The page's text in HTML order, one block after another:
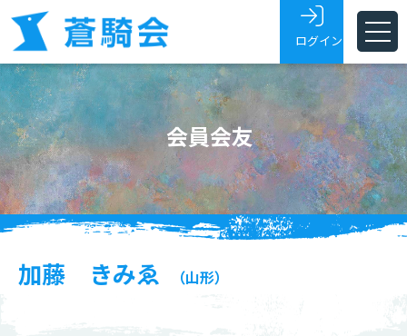
ホーム
蒼騎会とは
蒼騎展
支部
展覧会トピックス
ログイン
会員会友
加藤 きみゑ （山形）